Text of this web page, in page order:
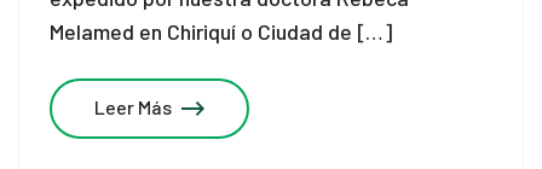
Melamed en Chiriquí o Ciudad de […]
Leer Más